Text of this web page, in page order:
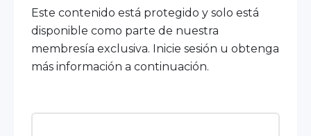
Este contenido está protegido y solo está
disponible como parte de nuestra
membresía exclusiva. Inicie sesión u obtenga
más información a continuación.